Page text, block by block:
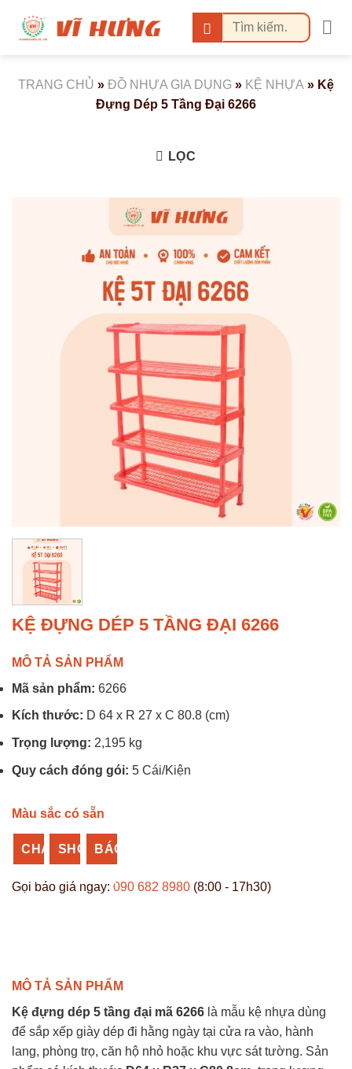
Tìm
kiếm:
TRANG CHỦ » ĐỒ NHỰA GIA DỤNG » KỆ NHỰA » Kệ
Đựng Dép 5 Tầng Đại 6266
LỌC
KỆ ĐỰNG DÉP 5 TẦNG ĐẠI 6266
MÔ TẢ SẢN PHẨM
Mã sản phẩm: 6266
Kích thước: D 64 x R 27 x C 80.8 (cm)
Trọng lượng: 2,195 kg
Quy cách đóng gói: 5 Cái/Kiện
Màu sắc có sẵn
CHAT
ZALO
SHOPEE
NHỰA
BÁO
GIÁ
Gọi báo giá ngay: 090 682 8980 (8:00 - 17h30)
MÔ TẢ SẢN PHẨM
Kệ đựng dép 5 tầng đại mã 6266 là mẫu kệ nhựa dùng
để sắp xếp giày dép đi hằng ngày tại cửa ra vào, hành
lang, phòng trọ, căn hộ nhỏ hoặc khu vực sát tường. Sản